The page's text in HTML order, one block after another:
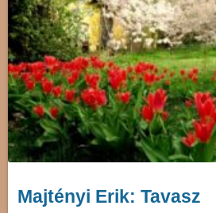
Majtényi Erik: Tavasz